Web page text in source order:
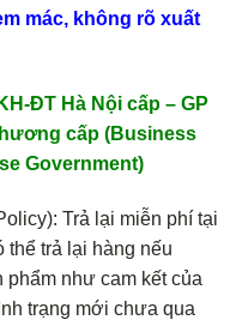
mác, không rõ xuất
ĐT Hà Nội cấp – GP
cấp (Business
Government)
Trả lại miễn phí tại
thể trả lại hàng nếu
phẩm như cam kết của
trạng mới chưa qua